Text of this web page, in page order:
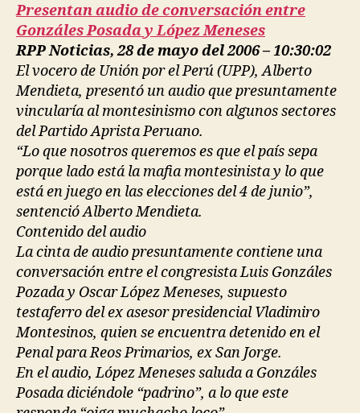
Presentan audio de conversación entre
Gonzáles Posada y López Meneses
RPP Noticias, 28 de mayo del 2006 – 10:30:02
El vocero de Unión por el Perú (UPP), Alberto
Mendieta, presentó un audio que presuntamente
vincularía al montesinismo con algunos sectores
del Partido Aprista Peruano.
“Lo que nosotros queremos es que el país sepa
porque lado está la mafia montesinista y lo que
está en juego en las elecciones del 4 de junio”,
sentenció Alberto Mendieta.
Contenido del audio
La cinta de audio presuntamente contiene una
conversación entre el congresista Luis Gonzáles
Pozada y Oscar López Meneses, supuesto
testaferro del ex asesor presidencial Vladimiro
Montesinos, quien se encuentra detenido en el
Penal para Reos Primarios, ex San Jorge.
En el audio, López Meneses saluda a Gonzáles
Posada diciéndole “padrino”, a lo que este